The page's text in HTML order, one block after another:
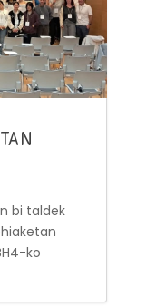
bi taldek
ko